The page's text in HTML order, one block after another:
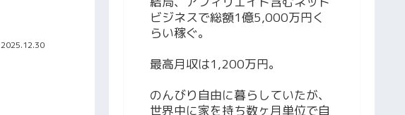
2025.12.30
ビジネスで総額1億5,000万円く
らい稼ぐ。
最高月収は1,200万円。
のんびり自由に暮らしていたが、
世界中に家を持ち数ヶ月単位で自